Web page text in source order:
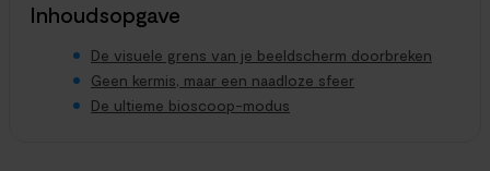
Inhoudsopgave
De visuele grens van je beeldscherm doorbreken
Geen kermis, maar een naadloze sfeer
De ultieme bioscoop-modus